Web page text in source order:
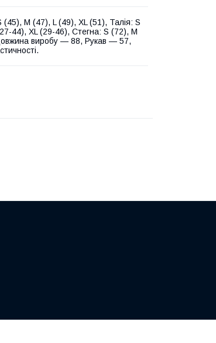
(45), M (47), L (49), XL (51), Талія: S
44), XL (29-46), Стегна: S (72), M
виробу — 88, Рукав — 57,